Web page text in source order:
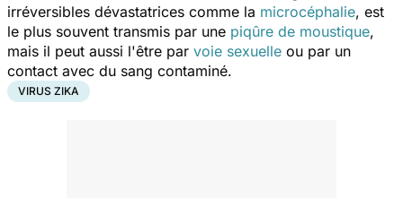
irréversibles dévastatrices comme la microcéphalie, est
le plus souvent transmis par une piqûre de moustique,
mais il peut aussi l'être par voie sexuelle ou par un
contact avec du sang contaminé.
VIRUS ZIKA